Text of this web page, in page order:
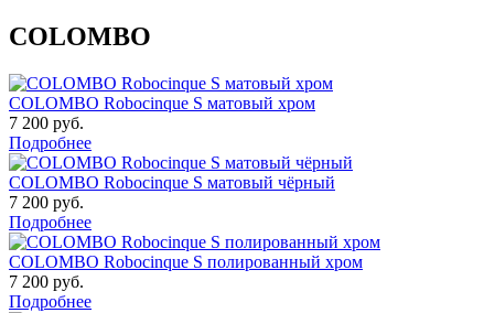
COLOMBO
COLOMBO Robocinque S матовый хром
7 200 руб.
Подробнее
COLOMBO Robocinque S матовый чёрный
7 200 руб.
Подробнее
COLOMBO Robocinque S полированный хром
7 200 руб.
Подробнее